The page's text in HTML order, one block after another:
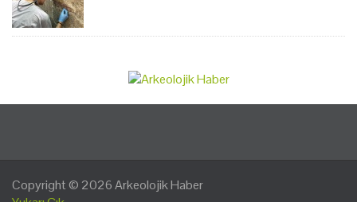
Copyright © 2026Arkeolojik Haber